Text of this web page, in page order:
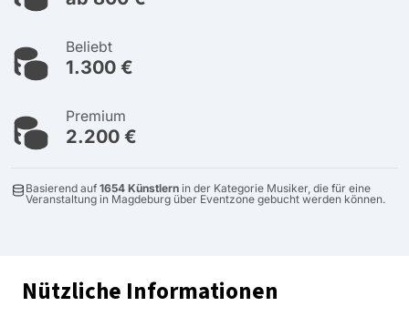
Beliebt
1.300 €
Premium
2.200 €
Basierend auf 1654 Künstlern in der Kategorie Musiker, die für eine
Veranstaltung in Magdeburg über Eventzone gebucht werden können.
Nützliche Informationen